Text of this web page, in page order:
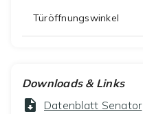
Türöffnungswinkel
Downloads & Links
Datenblatt Senator